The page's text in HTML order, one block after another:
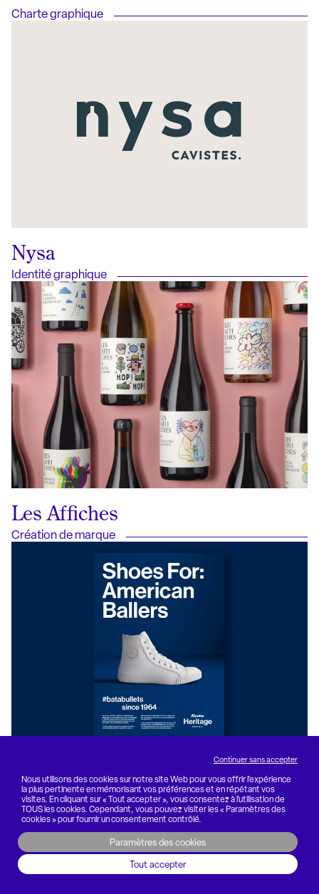
Charte graphique
Nysa
Identité graphique
Les Affiches
Création de marque
Bata Heritage
Création de marque
Nous utilisons des cookies sur notre site Web pour vous offrir l'expérience
la plus pertinente en mémorisant vos préférences et en répétant vos
visites. En cliquant sur « Tout accepter », vous consentez à l'utilisation de
TOUS les cookies. Cependant, vous pouvez visiter les « Paramètres des
cookies » pour fournir un consentement contrôlé.
Continuer sans accepter
Paramètres des cookies
Tout accepter